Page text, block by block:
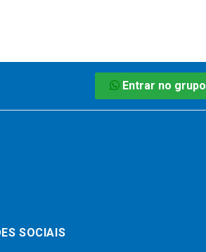
Entrar no grupo
SOCIAIS